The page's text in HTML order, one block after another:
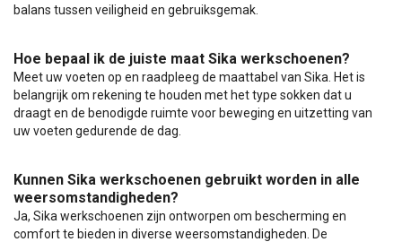
balans tussen veiligheid en gebruiksgemak.
Hoe bepaal ik de juiste maat Sika werkschoenen?
Meet uw voeten op en raadpleeg de maattabel van Sika. Het is
belangrijk om rekening te houden met het type sokken dat u
draagt en de benodigde ruimte voor beweging en uitzetting van
uw voeten gedurende de dag.
Kunnen Sika werkschoenen gebruikt worden in alle
weersomstandigheden?
Ja, Sika werkschoenen zijn ontworpen om bescherming en
comfort te bieden in diverse weersomstandigheden. De